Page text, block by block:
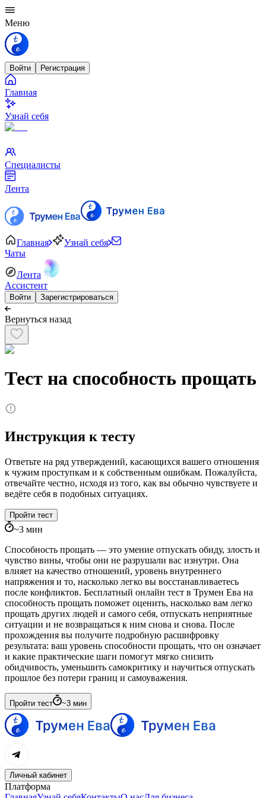
Меню
Войти Регистрация
Главная
Узнай себя
Специалисты
Лента
Главная
Узнай себя
Чаты
Лента
Ассистент
Войти Зарегистрироваться
Вернуться назад
Тест на способность прощать
Инструкция к тесту
Ответьте на ряд утверждений, касающихся вашего отношения
к чужим проступкам и к собственным ошибкам. Пожалуйста,
отвечайте честно, исходя из того, как вы обычно чувствуете и
ведёте себя в подобных ситуациях.
Пройти тест
~3 мин
Способность прощать — это умение отпускать обиду, злость и
чувство вины, чтобы они не разрушали вас изнутри. Она
влияет на качество отношений, уровень внутреннего
напряжения и то, насколько легко вы восстанавливаетесь
после конфликтов. Бесплатный онлайн тест в Трумен Ева на
способность прощать поможет оценить, насколько вам легко
прощать других людей и самого себя, отпускать неприятные
ситуации и не возвращаться к ним снова и снова. После
прохождения вы получите подробную расшифровку
результата: ваш уровень способности прощать, что он означает
и какие практические шаги помогут мягко снизить
обидчивость, уменьшить самокритику и научиться отпускать
прошлое без потери границ и самоуважения.
Пройти тест ~3 мин
Личный кабинет
Платформа